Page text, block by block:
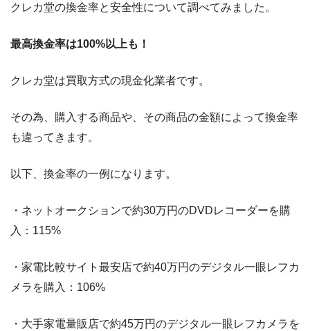
クレカ堂の換金率と安全性について調べてみました。
最高換金率は100%以上も！
クレカ堂は買取方式の現金化業者です。
その為、購入する商品や、その商品の金額によって換金率
も違ってきます。
以下、換金率の一例になります。
・ネットオークションで約30万円のDVDレコーダーを購
入：115%
・家電比較サイト最安店で約40万円のデジタル一眼レフカ
メラを購入：106%
・大手家電量販店で約45万円のデジタル一眼レフカメラを